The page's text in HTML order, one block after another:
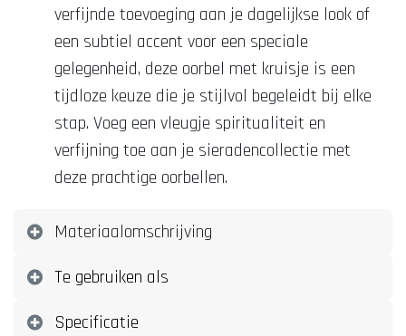
verfijnde toevoeging aan je dagelijkse look of
een subtiel accent voor een speciale
gelegenheid, deze oorbel met kruisje is een
tijdloze keuze die je stijlvol begeleidt bij elke
stap. Voeg een vleugje spiritualiteit en
verfijning toe aan je sieradencollectie met
deze prachtige oorbellen.
Materiaalomschrijving
Te gebruiken als
Specificatie